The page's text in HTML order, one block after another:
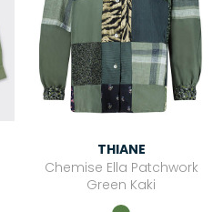
THIANE
Chemise Ella Patchwork
Green Kaki